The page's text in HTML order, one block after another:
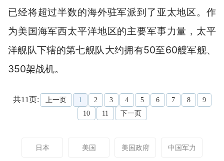
已经将超过半数的海外驻军派到了亚太地区。作
为美国海军西太平洋地区的主要军事力量， 太平
洋舰队下辖的第七舰队大约拥有50至60艘军舰、
350架战机。
共11页: 上一页 1 2 3 4 5 6 7 8
9
10
11 下一页
日本 美国 美国政府 中国军力